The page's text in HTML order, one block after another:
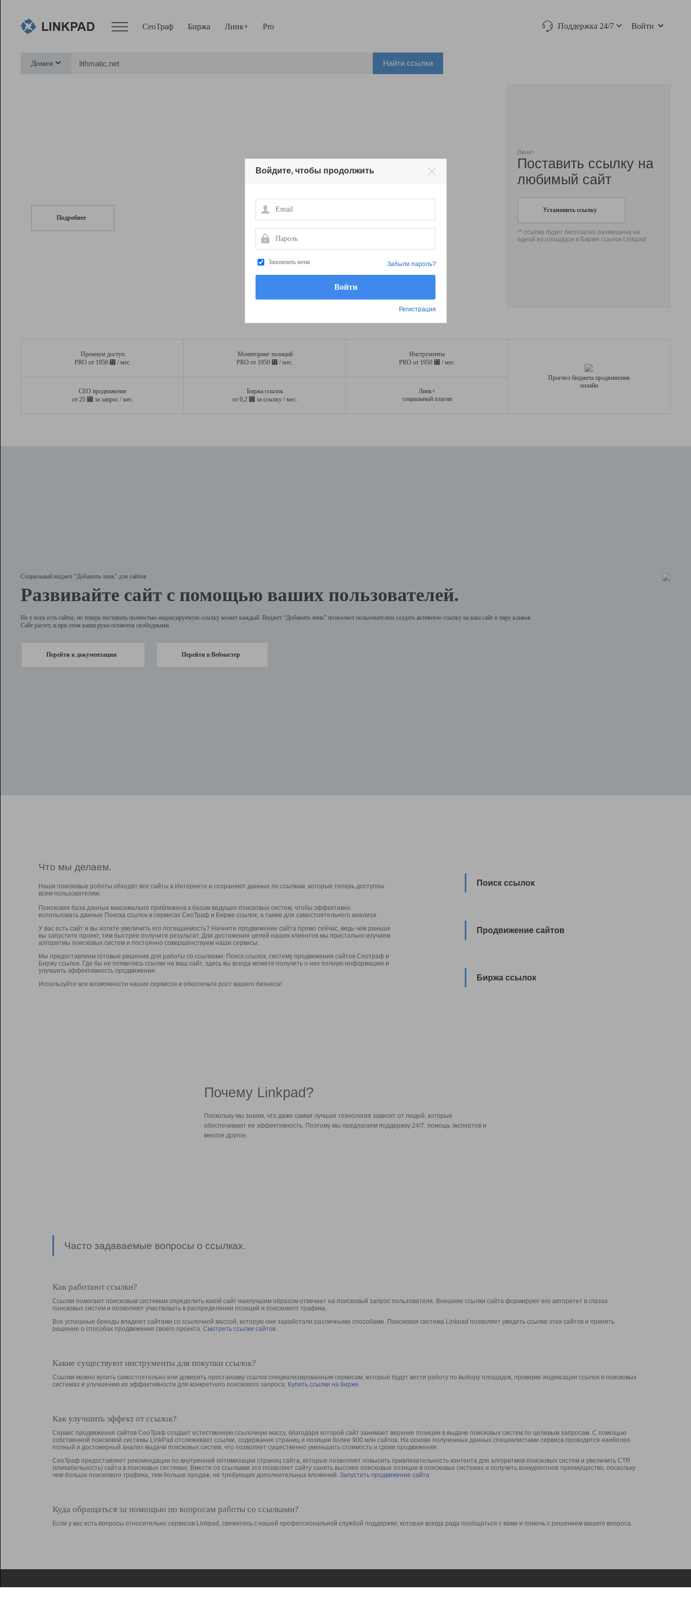
СеоТраф Биржа Линк+ Pro Поддержка 24/7 Войти
Домен Найти ссылки
Подробнее
Линк+
Поставить ссылку на
любимый сайт
Установить ссылку
** ссылка будет бесплатно размещена на
одной из площадок в Бирже ссылок Linkpad
Премиум доступ
PRO от 1950 ⃏ / мес.
Мониторинг позиций
PRO от 1950 ⃏ / мес.
Инструменты
PRO от 1950 ⃏ / мес.
СЕО продвижение
от 25 ⃏ за запрос / мес.
Биржа ссылок
от 0,2 ⃏ за ссылку / мес.
Линк+
социальный плагин
Прогноз бюджета продвижения
онлайн
Социальный виджет "Добавить линк" для сайтов
Развивайте сайт с помощью ваших пользователей.
Не у всех есть сайты, но теперь поставить полностью индексируемую ссылку может каждый. Виджет “Добавить линк” позволяет пользователям создать активную ссылку на ваш сайт в пару кликов.
Сайт растет, и при этом ваши руки остаются свободными.
Перейти к документации Перейти в Вебмастер
Что мы делаем.
Наши поисковые роботы обходят все сайты в Интернете и сохраняют данные по ссылкам, которые теперь доступны
всем пользователям.
Поисковая база данных максимально приближена к базам ведущих поисковых систем, чтобы эффективно
использовать данные Поиска ссылок в сервисах СеоТраф и Бирже ссылок, а также для самостоятельного анализа.
У вас есть сайт и вы хотите увеличить его посещаемость? Начните продвижение сайта прямо сейчас, ведь чем раньше
вы запустите проект, тем быстрее получите результат. Для достижения целей наших клиентов мы пристально изучаем
алгоритмы поисковых систем и постоянно совершенствуем наши сервисы.
Мы предоставляем готовые решения для работы со ссылками: Поиск ссылок, систему продвижения сайтов Сеотраф и
Биржу ссылок. Где бы не появились ссылки на ваш сайт, здесь вы всегда можете получить о них полную информацию и
улучшить эффективность продвижения.
Используйте все возможности наших сервисов и обеспечьте рост вашего бизнеса!
Поиск ссылок
Продвижение сайтов
Биржа ссылок
Почему Linkpad?
Поскольку мы знаем, что даже самая лучшая технология зависит от людей, которые
обеспечивают ее эффективность. Поэтому мы предлагаем поддержку 24/7, помощь экспертов и
многое другое.
Часто задаваемые вопросы о ссылках.
Как работают ссылки?
Ссылки помогают поисковым системам определить какой сайт наилучшим образом отвечает на поисковый запрос пользователя. Внешние ссылки сайта формируют его авторитет в глазах
поисковых систем и позволяют участвовать в раcпределении позиций и поискового трафика.
Все успешные бренды владеют сайтами со ссылочной массой, которую они заработали различными способами. Поисковая система Linkpad позволяет увидеть ссылки этих сайтов и принять
решение о способах продвижения своего проекта. Смотреть ссылки сайтов
Какие существуют инструменты для покупки ссылок?
Ссылки можно купить самостоятельно или доверить простановку ссылок специализированным сервисам, которые будут вести работу по выбору площадок, проверке индексации ссылок в поисковых
системах и улучшению их эффективности для конкретного поискового запроса. Купить ссылки на бирже
Как улучшить эффект от ссылок?
Сервис продвижения сайтов СеоТраф создает естественную ссылочную массу, благодаря которой сайт занимает верхние позиции в выдаче поисковых систем по целевым запросам. С помощью
собственной поисковой системы LinkPad отслеживает ссылки, содержание страниц и позиции более 900 млн сайтов. На основе полученных данных специалистами сервиса проводится наиболее
полный и достоверный анализ выдачи поисковых систем, что позволяет существенно уменьшить стоимость и сроки продвижения.
СеоТраф предоставляет рекомендации по внутренней оптимизации страниц сайта, которые позволяют повысить привлекательность контента для алгоритмов поисковых систем и увеличить CTR
(кликабельность) сайта в поисковых системах. Вместе со ссылками это позволяет сайту занять высокие поисковые позиции в поисковых системах и получить конкурентное преимущество, поскольку
чем больше поискового трафика, тем больше продаж, не требующих дополнительных вложений. Запустить продвижение сайта
Куда обращаться за помощью по вопросам работы со ссылками?
Если у вас есть вопросы относительно сервисов Linkpad, свяжитесь с нашей профессиональной службой поддержки, которая всегда рада пообщаться с вами и помочь с решением вашего вопроса.
Войдите, чтобы продолжить
Email
Пароль
Запомнить меня
Регистрация
Забыли пароль?